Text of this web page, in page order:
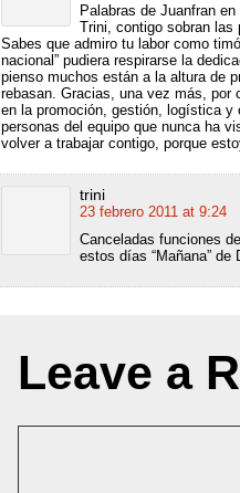
Palabras de Juanfran
Trini, contigo sobran las
Sabes que admiro tu labor como
nacional” pudiera respirarse la
pienso muchos están a la altura de
rebasan. Gracias, una vez más, por
en la promoción, gestión, logística
personas del equipo que nunca ha
volver a trabajar contigo, porque
trini
23 febrero 2011 at 9:24
Canceladas funciones
estos días “Mañana”
Leave a